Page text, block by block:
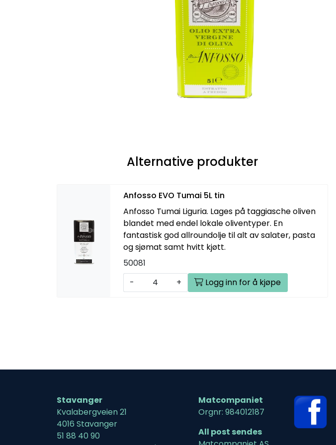
Alternative produkter
Anfosso EVO Tumai 5L tin
Anfosso Tumai Liguria. Lages på taggiasche oliven
blandet med endel lokale oliventyper. En
fantastisk god allroundolje til alt av salater, pasta
og sjømat samt hvitt kjøtt.
50081
-
+ Logg inn for å kjøpe
Stavanger
Kvalabergveien 21
4016 Stavanger
51 88 40 90
Matcompaniet
Orgnr: 984012187
All post sendes